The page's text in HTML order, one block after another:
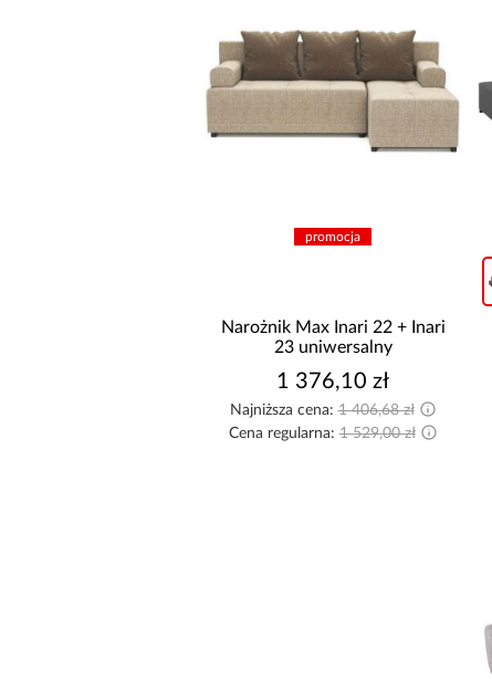
zł
DŁUGOŚĆ POW. SPANIA [CM]
promocja
Narożnik Max Inari 22 + Inari
23 uniwersalny
1 376,10 zł
Najniższa cena:1 406,68 zł
Cena regularna:1 529,00 zł